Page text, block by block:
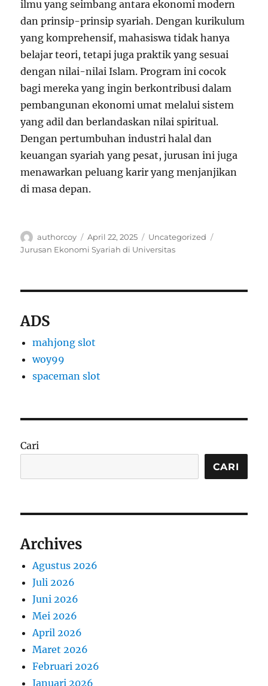
ilmu yang seimbang antara ekonomi modern
dan prinsip-prinsip syariah. Dengan kurikulum
yang komprehensif, mahasiswa tidak hanya
belajar teori, tetapi juga praktik yang sesuai
dengan nilai-nilai Islam. Program ini cocok
bagi mereka yang ingin berkontribusi dalam
pembangunan ekonomi umat melalui sistem
yang adil dan berlandaskan nilai spiritual.
Dengan pertumbuhan industri halal dan
keuangan syariah yang pesat, jurusan ini juga
menawarkan peluang karir yang menjanjikan
di masa depan.
Author
authorcoy
Posted
on
April 22, 2025 Categories
Uncategorized
Jurusan Ekonomi Syariah di Universitas
ADS
mahjong slot
woy99
spaceman slot
Cari
CARI
Archives
Agustus 2026
Juli 2026
Juni 2026
Mei 2026
April 2026
Maret 2026
Februari 2026
Januari 2026